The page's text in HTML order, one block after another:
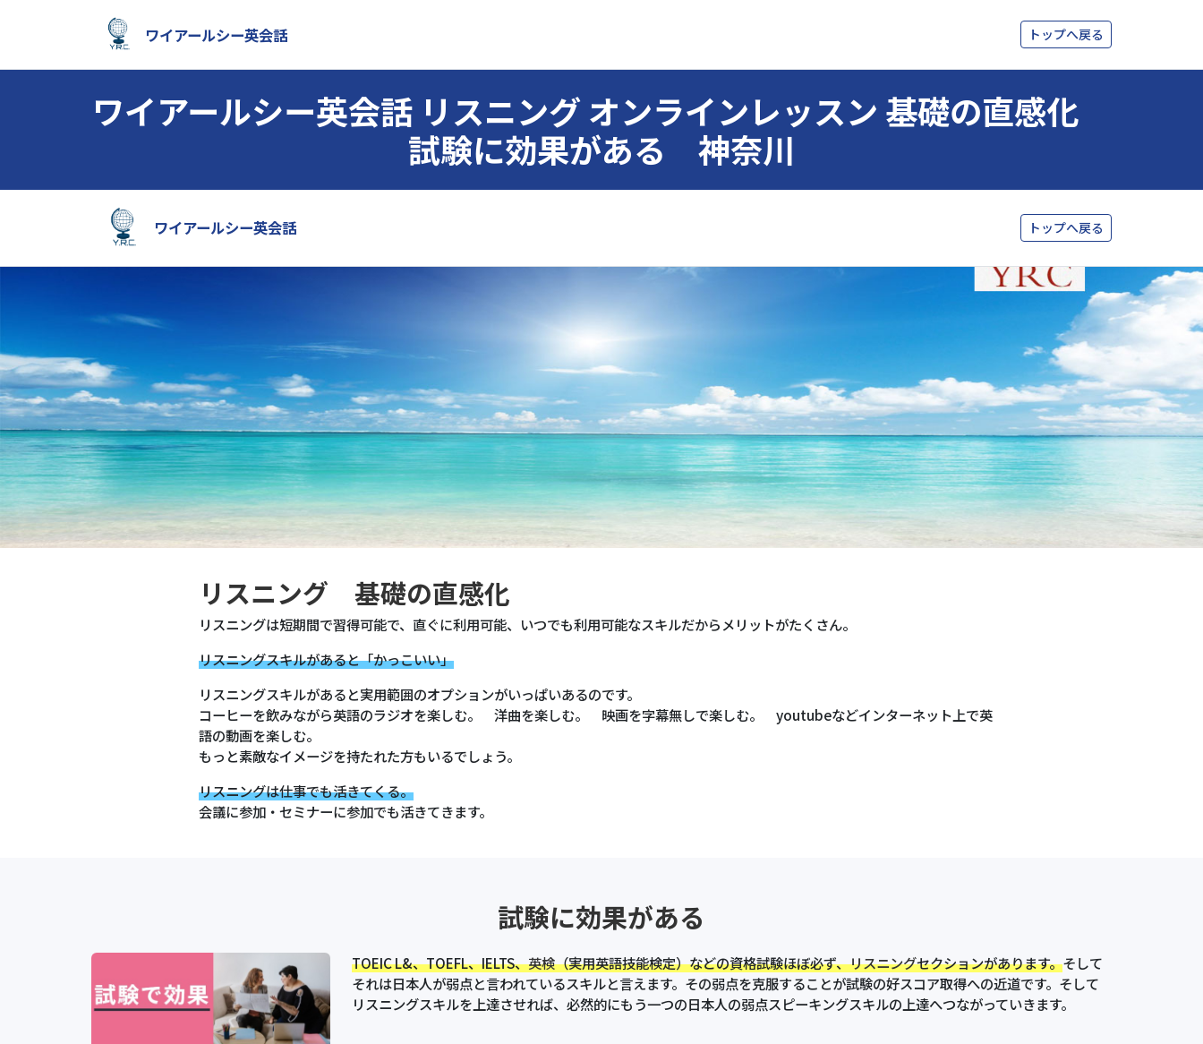
ワイアールシー英会話 トップへ戻る
ワイアールシー英会話 リスニング オンラインレッスン 基礎の直感化
試験に効果がある 神奈川
リスニング 基礎の直感化
リスニングは短期間で習得可能で、直ぐに利用可能、いつでも利用可能なスキルだからメリットがたくさん。
リスニングスキルがあると「かっこいい」
リスニングスキルがあると実用範囲のオプションがいっぱいあるのです。
コーヒーを飲みながら英語のラジオを楽しむ。 洋曲を楽しむ。 映画を字幕無しで楽しむ。 youtubeなどインターネット上で英
語の動画を楽しむ。
もっと素敵なイメージを持たれた方もいるでしょう。
リスニングは仕事でも活きてくる。
会議に参加・セミナーに参加でも活きてきます。
試験に効果がある
TOEIC L&、TOEFL、IELTS、英検（実用英語技能検定）などの資格試験ほぼ必ず、リスニングセクションがあります。そして
それは日本人が弱点と言われているスキルと言えます。その弱点を克服することが試験の好スコア取得への近道です。そして
リスニングスキルを上達させれば、必然的にもう一つの日本人の弱点スピーキングスキルの上達へつながっていきます。